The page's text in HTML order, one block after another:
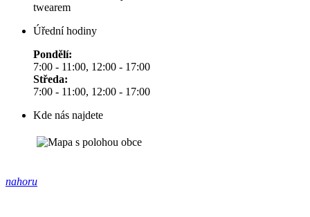
twearem
Úřední hodiny
Pondělí:
7:00 - 11:00, 12:00 - 17:00
Středa:
7:00 - 11:00, 12:00 - 17:00
Kde nás najdete
nahoru